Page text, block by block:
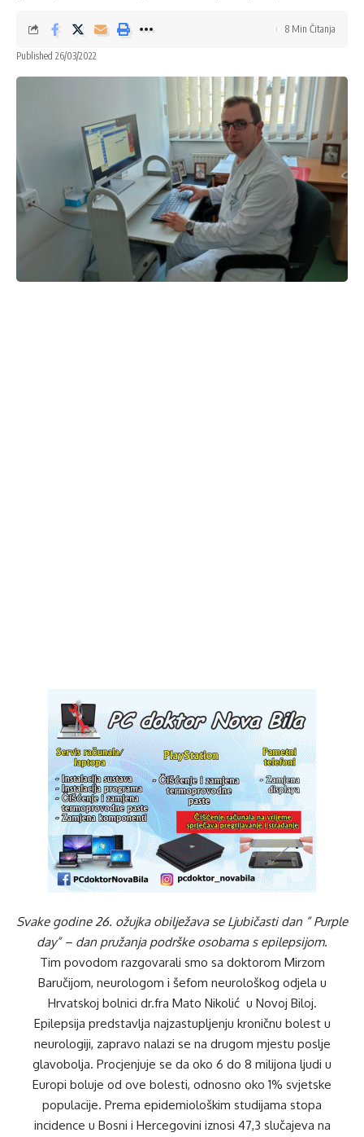
Published 26/03/2022
8 Min Čitanja
Svake godine 26. ožujka obilježava se Ljubičasti dan ” Purple
day” – dan pružanja podrške osobama s epilepsijom.
Tim povodom razgovarali smo sa doktorom Mirzom
Baručijom, neurologom i šefom neurološkog odjela u
Hrvatskoj bolnici dr.fra Mato Nikolić u Novoj Biloj.
Epilepsija predstavlja najzastupljenju kroničnu bolest u
neurologiji, zapravo nalazi se na drugom mjestu poslje
glavobolja. Procjenjuje se da oko 6 do 8 milijona ljudi u
Europi boluje od ove bolesti, odnosno oko 1% svjetske
populacije. Prema epidemiološkim studijama stopa
incidence u Bosni i Hercegovini iznosi 47,3 slučajeva na